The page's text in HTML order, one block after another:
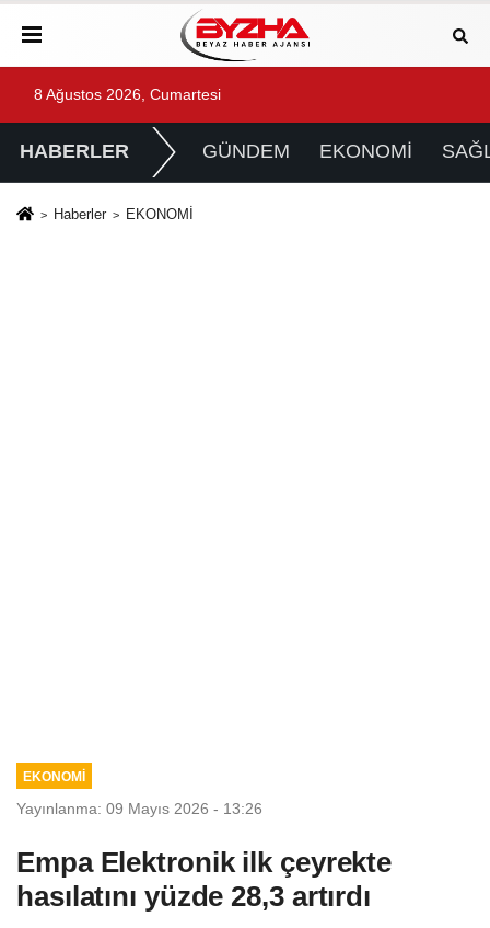
8 Ağustos 2026, Cumartesi
HABERLER GÜNDEM EKONOMİ
Haberler EKONOMİ
EKONOMİ
Yayınlanma: 09 Mayıs 2026 - 13:26
Empa Elektronik ilk çeyrekte
hasılatını yüzde 28,3 artırdı